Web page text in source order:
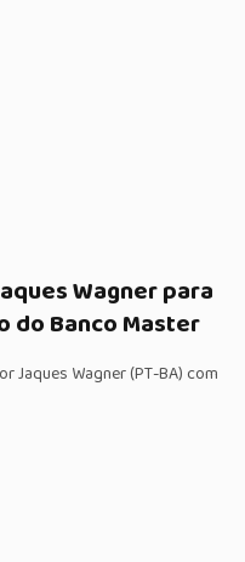
Wagner para
do Banco Master
Jaques Wagner (PT-BA) com